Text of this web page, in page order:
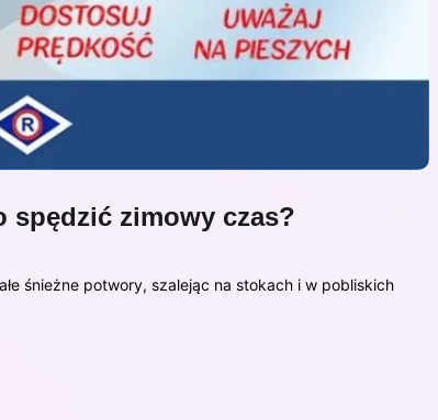
spędzić zimowy czas?
śnieżne potwory, szalejąc na stokach i w pobliskich